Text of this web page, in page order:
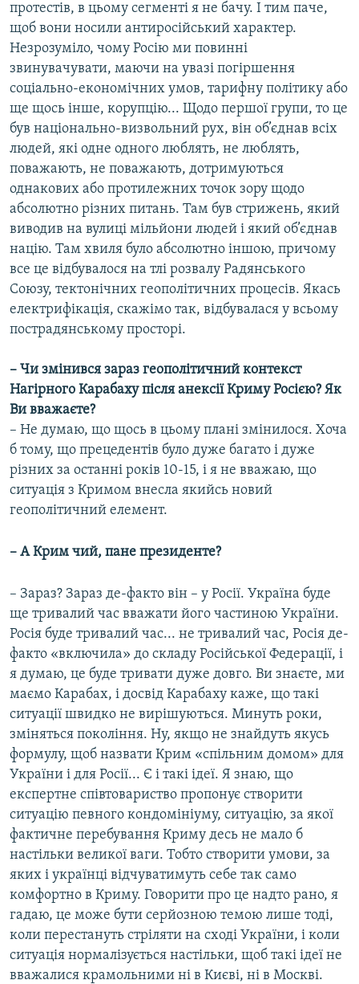
протестів, в цьому сегменті я не бачу. І тим паче,
щоб вони носили антиросійський характер.
Незрозуміло, чому Росію ми повинні
звинувачувати, маючи на увазі погіршення
соціально-економічних умов, тарифну політику або
ще щось інше, корупцію... Щодо першої групи, то це
був національно-визвольний рух, він об’єднав всіх
людей, які одне одного люблять, не люблять,
поважають, не поважають, дотримуються
однакових або протилежних точок зору щодо
абсолютно різних питань. Там був стрижень, який
виводив на вулиці мільйони людей і який об’єднав
націю. Там хвиля було абсолютно іншою, причому
все це відбувалося на тлі розвалу Радянського
Союзу, тектонічних геополітичних процесів. Якась
електрифікація, скажімо так, відбувалася у всьому
пострадянському просторі.
– Чи змінився зараз геополітичний контекст
Нагірного Карабаху після анексії Криму Росією? Як
Ви вважаєте?
– Не думаю, що щось в цьому плані змінилося. Хоча
б тому, що прецедентів було дуже багато і дуже
різних за останні років 10-15, і я не вважаю, що
ситуація з Кримом внесла якийсь новий
геополітичний елемент.
– А Крим чий, пане президенте?
– Зараз? Зараз де-факто він – у Росії. Україна буде
ще тривалий час вважати його частиною України.
Росія буде тривалий час... не тривалий час, Росія де-
факто «включила» до складу Російської Федерації, і
я думаю, це буде тривати дуже довго. Ви знаєте, ми
маємо Карабах, і досвід Карабаху каже, що такі
ситуації швидко не вирішуються. Минуть роки,
зміняться покоління. Ну, якщо не знайдуть якусь
формулу, щоб назвати Крим «спільним домом» для
України і для Росії... Є і такі ідеї. Я знаю, що
експертне співтовариство пропонує створити
ситуацію певного кондомініуму, ситуацію, за якої
фактичне перебування Криму десь не мало б
настільки великої ваги. Тобто створити умови, за
яких і українці відчуватимуть себе так само
комфортно в Криму. Говорити про це надто рано, я
гадаю, це може бути серйозною темою лише тоді,
коли перестануть стріляти на сході України, і коли
ситуація нормалізується настільки, щоб такі ідеї не
вважалися крамольними ні в Києві, ні в Москві.